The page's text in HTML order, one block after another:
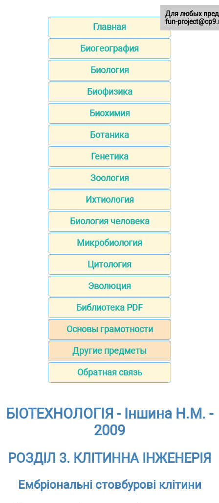
Главная
Биогеография
Биология
Биофизика
Биохимия
Ботаника
Генетика
Зоология
Ихтиология
Биология человека
Микробиология
Цитология
Эволюция
Библиотека PDF
Основы грамотности
Другие предметы
Обратная связь
БІОТЕХНОЛОГІЯ - Іншина Н.М. -
2009
РОЗДІЛ 3. КЛІТИННА ІНЖЕНЕРІЯ
Ембріональні стовбурові клітини
Для любых
fun-